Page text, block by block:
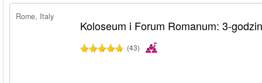
Rome, Italy
Koloseum i Forum Romanum: 3-
(43)